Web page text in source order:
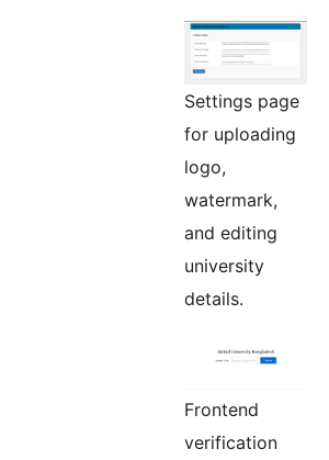
Settings page
for uploading
logo,
watermark,
and editing
university
details.
Frontend
verification